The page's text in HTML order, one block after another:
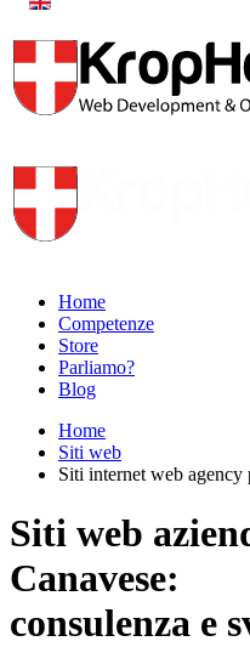
Home
Competenze
Store
Parliamo?
Blog
Home
Siti web
Siti internet web agency
Siti web
Canavese:
consulenza e